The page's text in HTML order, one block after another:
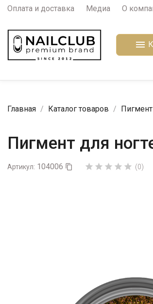
Оплата и доставка Медиа О

Главная Каталог товаров
Пигмент для
Артикул: 104006       (0)